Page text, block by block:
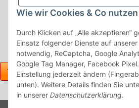
Wie wir Cookies & Co nutzen
Durch Klicken auf „Alle akzeptieren“
Einsatz folgender Dienste auf
notwendig, ReCaptcha, Google
Google Tag Manager, Facebook
Einstellung jederzeit ändern
unten). Weitere Details finden Sie
in unserer Datenschutzerklärung.
Shop Informationen
Gesetzliche Informationen